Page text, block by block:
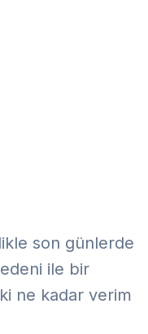
son günlerde
ile bir
ne kadar verim